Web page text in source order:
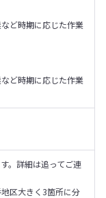
ど時期に応じた作業
ど時期に応じた作業
。詳細は追ってご連
区大きく3箇所に分